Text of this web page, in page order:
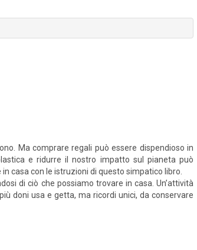
Ma comprare regali può essere dispendioso in
e ridurre il nostro impatto sul pianeta può
casa con le istruzioni di questo simpatico libro.
di ciò che possiamo trovare in casa. Un’attività
doni usa e getta, ma ricordi unici, da conservare